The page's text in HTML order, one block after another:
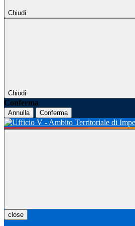
Chiudi
Chiudi
Conferma
Annulla Conferma
close